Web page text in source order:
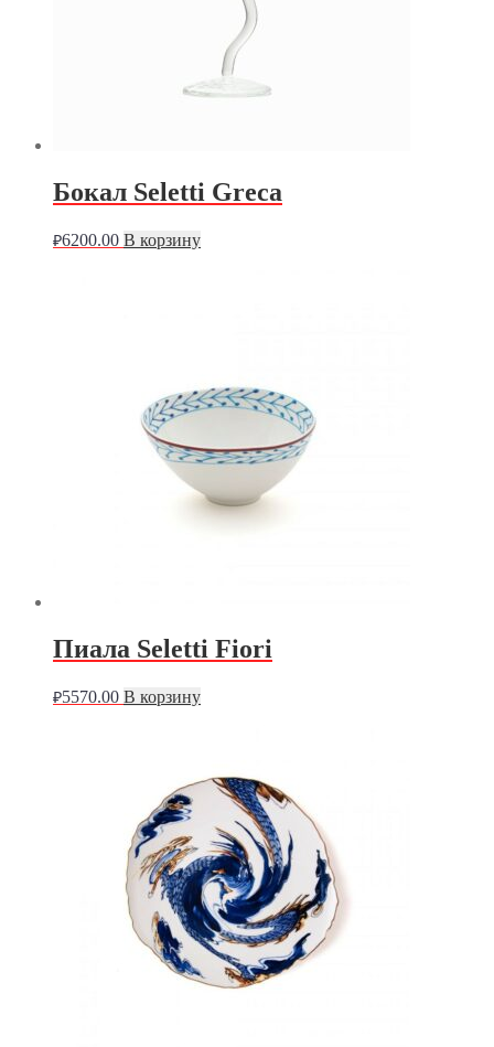
Бокал Seletti Greca
₽6200.00 В корзину
Пиала Seletti Fiori
₽5570.00 В корзину